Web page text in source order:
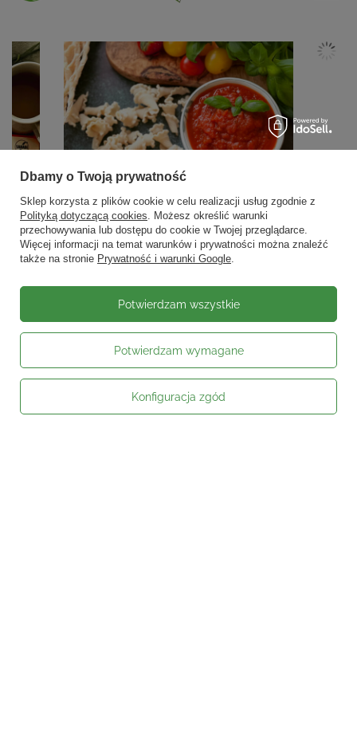
Moje zamówienie
Dbamy o Twoją prywatność
Sklep korzysta z plików cookie w celu realizacji usług zgodnie z
Polityką dotyczącą cookies. Możesz określić warunki
przechowywania lub dostępu do cookie w Twojej przeglądarce.
Więcej informacji na temat warunków i prywatności można znaleźć
także na stronie Prywatność i warunki Google.
Potwierdzam wymagane
Konfiguracja zgód
Potwierdzam wszystkie